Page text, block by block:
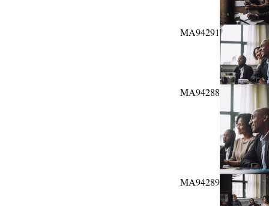
MA94291
MA94288
MA94289